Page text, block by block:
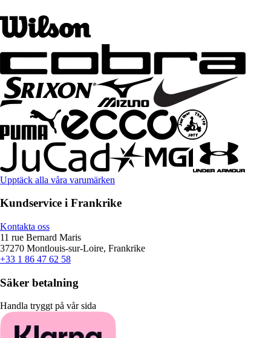
Upptäck alla våra varumärken
Kundservice i Frankrike
Kontakta oss
11 rue Bernard Maris
37270 Montlouis-sur-Loire, Frankrike
+33 1 86 47 62 58
Säker betalning
Handla tryggt på vår sida